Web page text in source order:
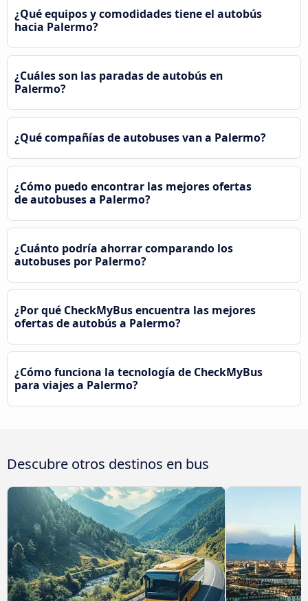
¿Qué equipos y comodidades tiene el autobús
hacia Palermo?
¿Cuáles son las paradas de autobús en
Palermo?
¿Qué compañías de autobuses van a Palermo?
¿Cómo puedo encontrar las mejores ofertas
de autobuses a Palermo?
¿Cuánto podría ahorrar comparando los
autobuses por Palermo?
¿Por qué CheckMyBus encuentra las mejores
ofertas de autobús a Palermo?
¿Cómo funciona la tecnología de CheckMyBus
para viajes a Palermo?
Descubre otros destinos en bus